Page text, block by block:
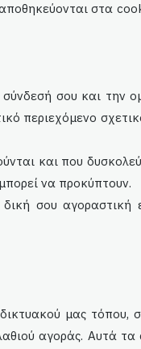
στα
σου και την
περιεχόμενο
και που
να προκύπτουν.
σου αγοραστική
μας τόπου,
αγοράς. Αυτά